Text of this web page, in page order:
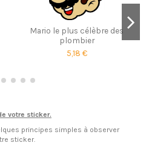
Mario le plus célèbre des
plombier
5,18 €
votre sticker.
principes simples à observer
sticker.